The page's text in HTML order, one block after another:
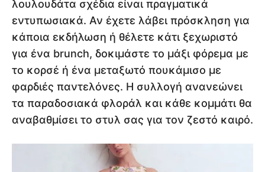
λουλουδάτα σχέδια είναι πραγματικά
εντυπωσιακά. Αν έχετε λάβει πρόσκληση για
κάποια εκδήλωση ή θέλετε κάτι ξεχωριστό
για ένα brunch, δοκιμάστε το μάξι φόρεμα με
το κορσέ ή ένα μεταξωτό πουκάμισο με
φαρδιές παντελόνες. Η συλλογή ανανεώνει
τα παραδοσιακά φλοράλ και κάθε κομμάτι θα
αναβαθμίσει το στυλ σας για τον ζεστό καιρό.